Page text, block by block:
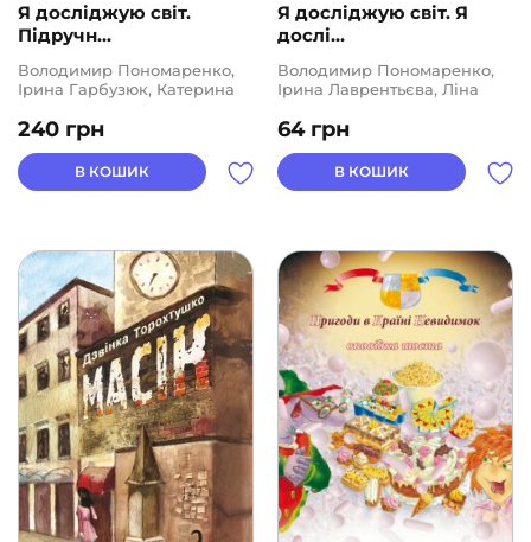
Я досліджую світ.
Підручн...
240 грн
Володимир Пономаренко,
Ірина Гарбузюк, Катерина
Олена Хомич, Тетяна
Воронцова
В КОШИК
Я досліджую світ. Я
дослі...
64 грн
Володимир Пономаренко,
Ірина Лаврентьєва, Ліна
Тетяна Воронцова
В КОШИК